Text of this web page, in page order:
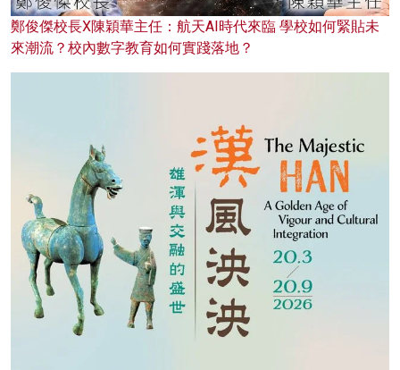
鄭俊傑校長X陳穎華主任：航天AI時代來臨 學校如何緊貼未
來潮流？校內數字教育如何實踐落地？